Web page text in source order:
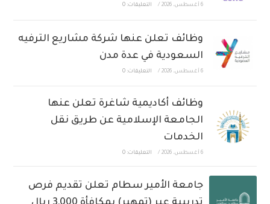
6 أغسطس، 2026 / التعليقات: 0
وظائف تعلن عنها شركة مشاريع الترفيه
السعودية في عدة مدن
6 أغسطس، 2026 / التعليقات: 0
وظائف أكاديمية شاغرة تعلن عنها
الجامعة الإسلامية عن طريق نقل
الخدمات
6 أغسطس، 2026 / التعليقات: 0
جامعة الأمير سطام تعلن تقديم فرص